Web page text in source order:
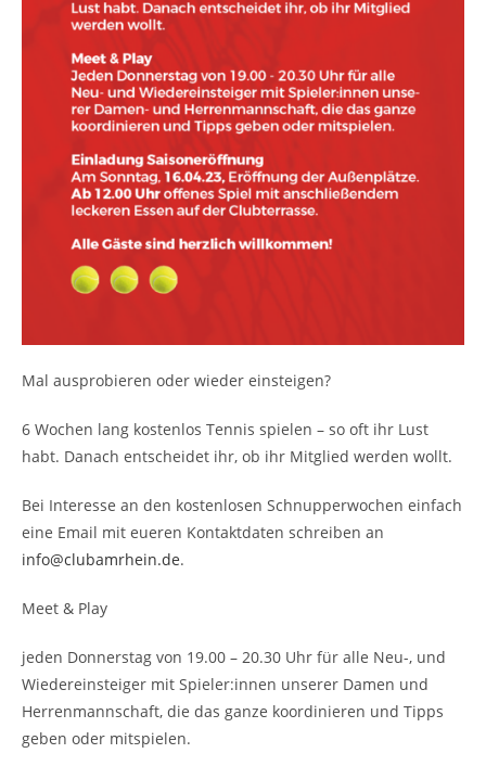
Mal ausprobieren oder wieder einsteigen?
6 Wochen lang kostenlos Tennis spielen – so oft ihr Lust
habt. Danach entscheidet ihr, ob ihr Mitglied werden wollt.
Bei Interesse an den kostenlosen Schnupperwochen einfach
eine Email mit eueren Kontaktdaten schreiben an
info@clubamrhein.de.
Meet & Play
jeden Donnerstag von 19.00 – 20.30 Uhr für alle Neu-, und
Wiedereinsteiger mit Spieler:innen unserer Damen und
Herrenmannschaft, die das ganze koordinieren und Tipps
geben oder mitspielen.